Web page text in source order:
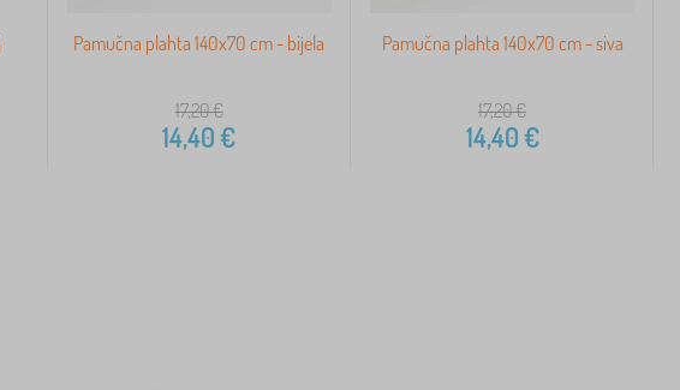
Pamučna plahta 140x70 cm - bijela
17,20€
14,40€
Pamučna plahta 140x70 cm - siva
17,20€
14,40€